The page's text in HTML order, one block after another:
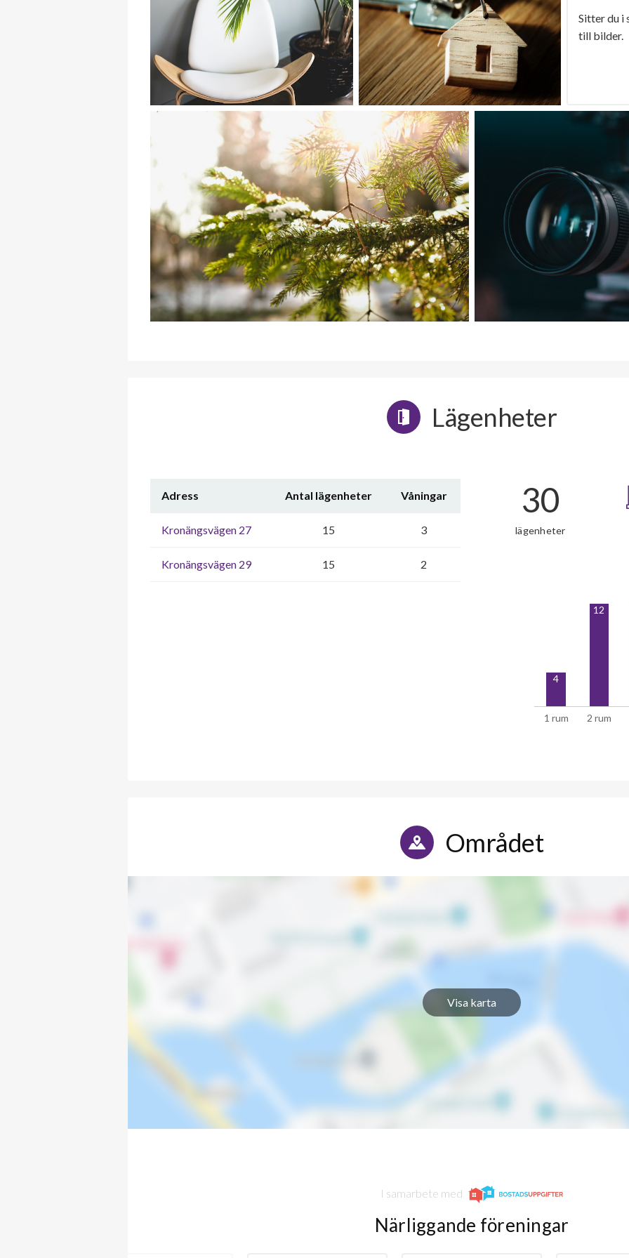
Sitter du i
till bilder.
Lägenheter
Adress Antal lägenheter Våningar
Kronängsvägen 27 15 3
Kronängsvägen 29 15 2
30
lägenheter
1 rum 2 rum
4
12
Området
Visa karta
I samarbete med
Närliggande föreningar